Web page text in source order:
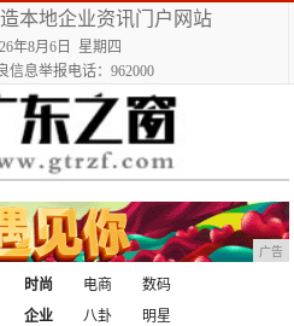
本地企业资讯门户网站
年8月6日 星期四
信息举报电话：962000
广告
时尚 电商
数码
企业
八卦
明星